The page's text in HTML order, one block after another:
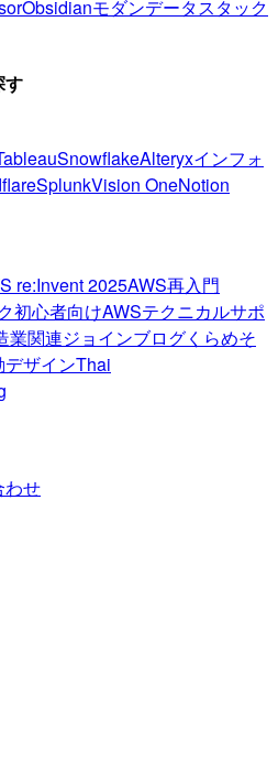
Obsidianモダンデータスタック
す
SnowflakeAlteryxインフォ
SplunkVision OneNotion
re:Invent 2025AWS再入門
初心者向けAWSテクニカルサポ
業関連ジョインブログくらめそ
デザインThai
わせ